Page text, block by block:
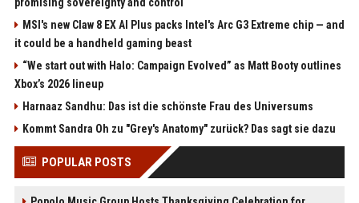
MSI's new Claw 8 EX AI Plus packs Intel's Arc G3 Extreme chip — and
it could be a handheld gaming beast
“We start out with Halo: Campaign Evolved” as Matt Booty outlines
Xbox’s 2026 lineup
Harnaaz Sandhu: Das ist die schönste Frau des Universums
Kommt Sandra Oh zu "Grey's Anatomy" zurück? Das sagt sie dazu
POPULAR POSTS